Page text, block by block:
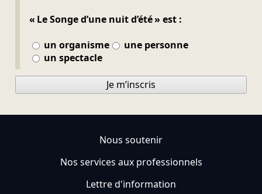
« Le Songe d’une nuit d’été » est :
un organisme
une personne
un spectacle
Je m’inscris
Nous soutenir
Nos services aux professionnels
Lettre d'information